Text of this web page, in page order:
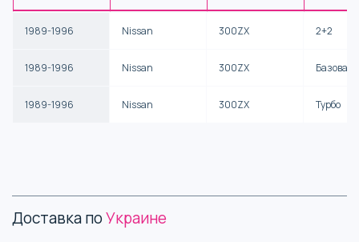
1989-1996 Nissan 300ZX 2+2
1989-1996 Nissan 300ZX Базовая
1989-1996 Nissan 300ZX Турбо
Доставка поУкраине